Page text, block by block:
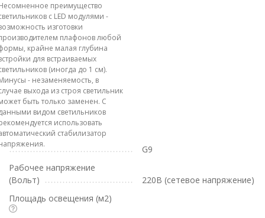
преимущество
с LED модулями -
изготовки
плафонов любой
крайне малая глубина
для встраиваемых
(иногда до 1 см).
- незаменяемость, в
выхода из строя светильник
быть только заменен. С
видом светильников
использовать
стабилизатор
G9
Рабочее напряжение
(Вольт)
220В (сетевое напряжение)
Площадь освещения (м2)